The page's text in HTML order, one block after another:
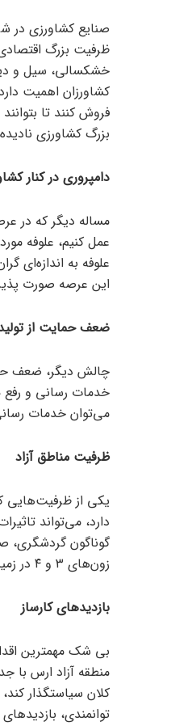
صنایع کشاورزی در
ظرفیت بزرگ
خشکسالی، سیل و
کشاورزان اهمیت
فروش کنند تا
بزرگ کشاورزی
دامپروری در کنار
مساله دیگر که در
عمل کنیم، علوفه
علوفه به
این عرصه صورت
ضعف حمایت از
چالش دیگر، ضعف
خدمات رسانی و رفع
می‌توان خدمات
ظرفیت مناطق آزاد
یکی از ظرفیت‌هایی
دارد، می‌تواند
زون‌های ۳ و ۴ در زمینه کشاورزی و دامپروری توانمند است.
بازدید‌های کارساز
بی شک مهمترین
منطقه آزاد ارس با
کلان سیاستگذار
توانمندی،